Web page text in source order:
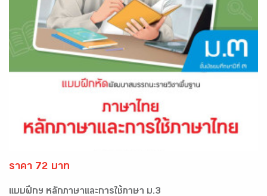
ราคา 72 บาท
แบบฝึกฯ หลักภาษาและการใช้ภาษา ม.3